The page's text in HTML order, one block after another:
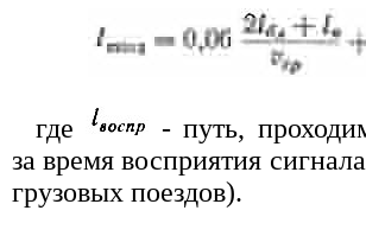
где
- путь,
за время восприятия
грузовых поездов).